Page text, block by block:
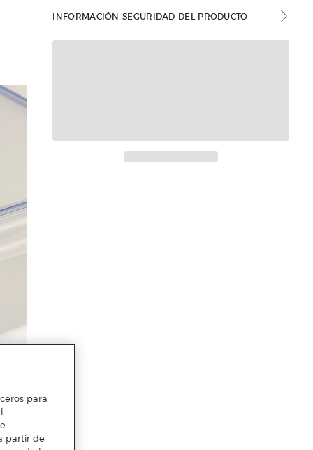
INFORMACIÓN SEGURIDAD DEL PRODUCTO
para
partir de